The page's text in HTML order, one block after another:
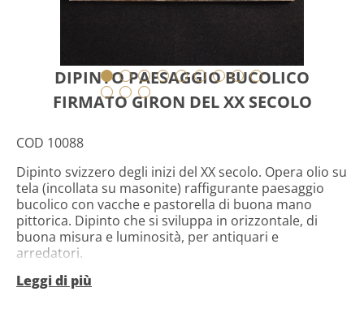
DIPINTO PAESAGGIO BUCOLICO
FIRMATO GIRON DEL XX SECOLO
COD 10088
Dipinto svizzero degli inizi del XX secolo. Opera olio su
tela (incollata su masonite) raffigurante paesaggio
bucolico con vacche e pastorella di buona mano
pittorica. Dipinto che si sviluppa in orizzontale, di
buona misura e luminosità, per antiquari e
arredatori.
Opera firmata Giron in basso a destra (vedi foto)
Leggi di più